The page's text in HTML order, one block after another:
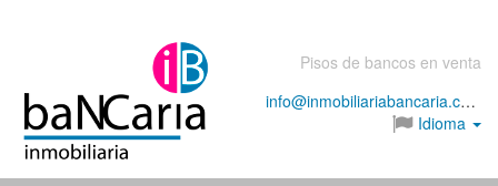
Pisos de bancos en venta
info@inmobiliariabancaria.com
Idioma